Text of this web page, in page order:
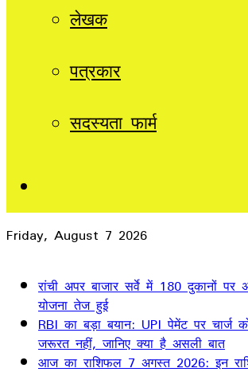
लेखक
पत्रकार
सदस्यता फार्म
Friday, August 7 2026
रांची अपर बाजार सर्वे में 180 दुकानों पर
योजना तेज हुई
RBI का बड़ा बयान: UPI पेमेंट पर चार्ज
जरूरत नहीं, जानिए क्या है असली बात
आज का राशिफल 7 अगस्त 2026: इन